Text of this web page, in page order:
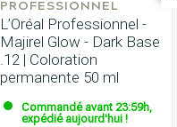
PROFESSIONNEL
L’Oréal Professionnel -
Majirel Glow - Dark Base
.12 | Coloration
permanente 50 ml
Commandé avant 23:59h,
expédié aujourd'hui !